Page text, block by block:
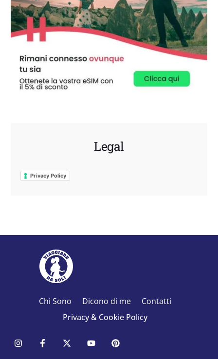
Legal
Privacy Policy
Chi Sono Dicono di me
Contatti
Privacy & Cookie Policy